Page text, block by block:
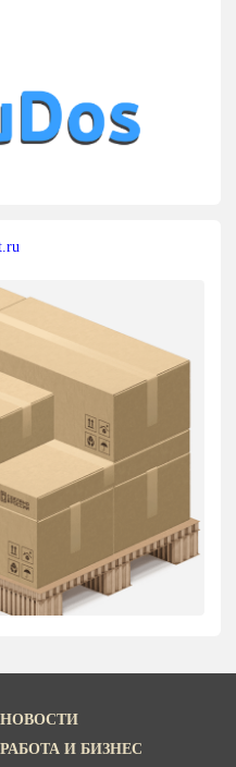
НОВОСТИ
РАБОТА И БИЗНЕС